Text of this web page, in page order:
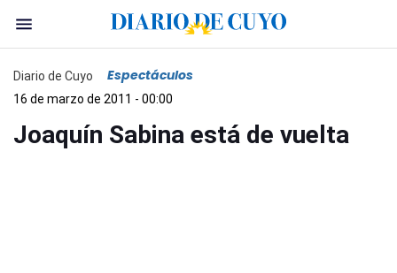
Diario de Cuyo Espectáculos
16 de marzo de 2011 - 00:00
Joaquín Sabina está de vuelta